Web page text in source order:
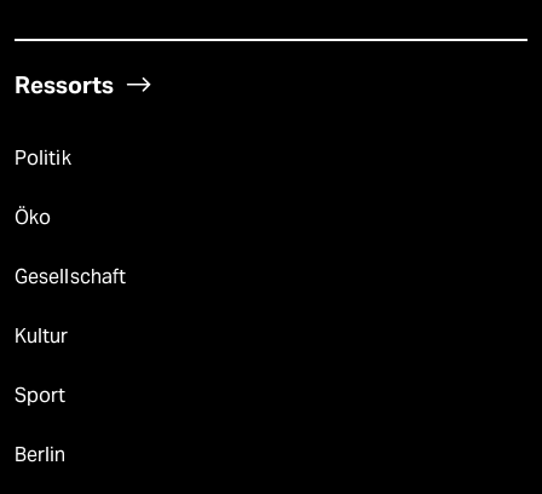
Ressorts
Politik
Öko
Gesellschaft
Kultur
Sport
Berlin